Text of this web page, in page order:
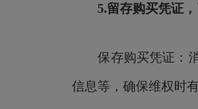
5.留存购买凭证
保存购买凭证：消
信息等，确保维权时有